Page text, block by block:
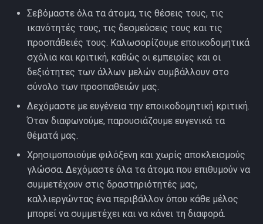
Σεβόμαστε όλα τα άτομα, τις θέσεις τους, τις
ικανότητές τους, τις δεσμεύσεις τους και τις
προσπάθειές τους. Καλωσορίζουμε εποικοδομητικά
σχόλια και κριτική, καθώς οι εμπειρίες και οι
δεξιότητες των άλλων μελών συμβάλλουν στο
σύνολο των προσπαθειών μας.
Δεχόμαστε με ευγένεια την εποικοδομητική κριτική.
Όταν διαφωνούμε, παρουσιάζουμε ευγενικά τα
θέματά μας.
Χρησιμοποιούμε φιλόξενη και χωρίς αποκλεισμούς
γλώσσα. Δεχόμαστε όλα τα άτομα που επιθυμούν να
συμμετέχουν στις δραστηριότητές μας,
καλλιεργώντας ένα περιβάλλον όπου κάθε μέλος
μπορεί να συμμετέχει και να κάνει τη διαφορά.